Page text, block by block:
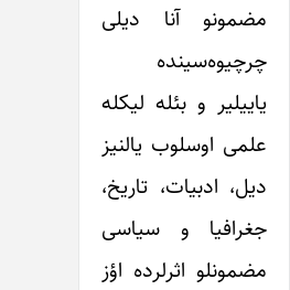
مضمونو آنا دیلی
چرچیوه‌سینده
یاییلیر و بئله لیکله
علمی اوسلوب یالنیز
دیل، ادبیات، تاریخ،
جغرافیا و سیاسی
مضمونلو اثرلرده اؤز